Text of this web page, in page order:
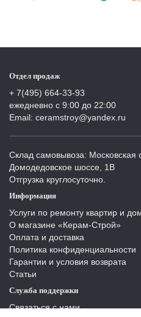
Отдел продаж
+ 7(495) 664-33-93
ежедневно с 9:00 до 22:00
Email: ceramstroy@yandex.ru
Склад самовывоза: Московская
Домодедовское шоссе, 1В
Отгрузка круглосуточно.
Информация
Услуги по ремонту квартир и
О магазине «Керам-Строй»
Оплата и доставка
Политика конфиденциальности
Гарантии и условия возврата
Статьи
Служба поддержки
Связаться с нами